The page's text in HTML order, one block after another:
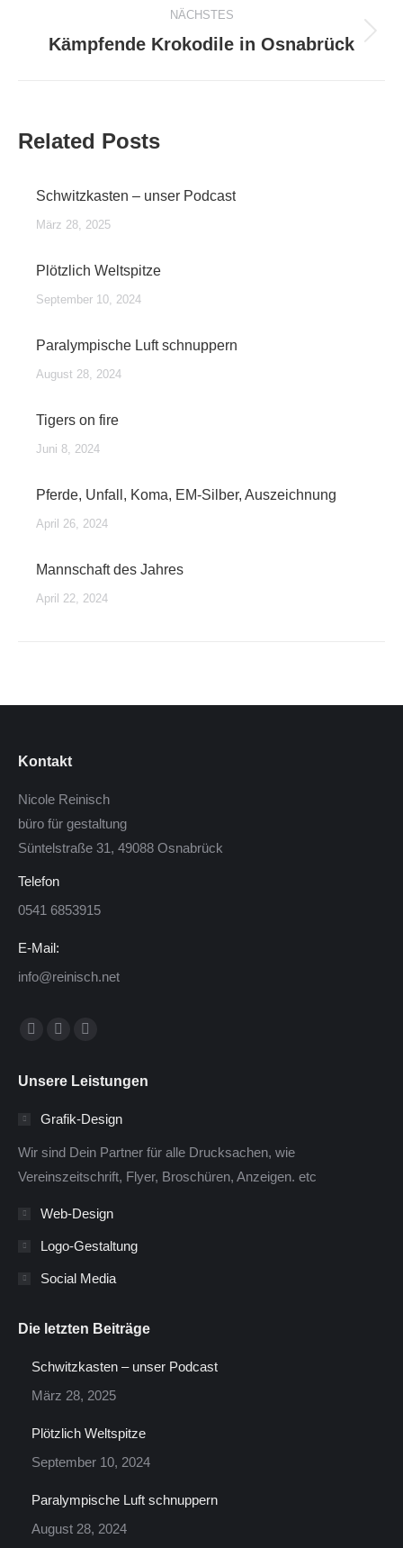
NÄCHSTES
Nächster
Kämpfende Krokodile in Osnabrück
Related Posts
Schwitzkasten – unser Podcast
März 28, 2025
Plötzlich Weltspitze
September 10, 2024
Paralympische Luft schnuppern
August 28, 2024
Tigers on fire
Juni 8, 2024
Pferde, Unfall, Koma, EM-Silber, Auszeichnung
April 26, 2024
Mannschaft des Jahres
April 22, 2024
Kontakt
Nicole Reinisch
büro für gestaltung
Süntelstraße 31, 49088 Osnabrück
Telefon
0541 6853915
E-Mail:
info@reinisch.net
Finden Sie uns auf:
opens
window
opens
window
opens
window
Unsere Leistungen
Grafik-Design
Wir sind Dein Partner für alle Drucksachen, wie
Vereinszeitschrift, Flyer, Broschüren, Anzeigen. etc
Web-Design
Logo-Gestaltung
Social Media
Die letzten Beiträge
Schwitzkasten – unser Podcast
März 28, 2025
Plötzlich Weltspitze
September 10, 2024
Paralympische Luft schnuppern
August 28, 2024